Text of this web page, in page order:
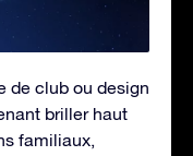
de club ou design
briller haut
familiaux,